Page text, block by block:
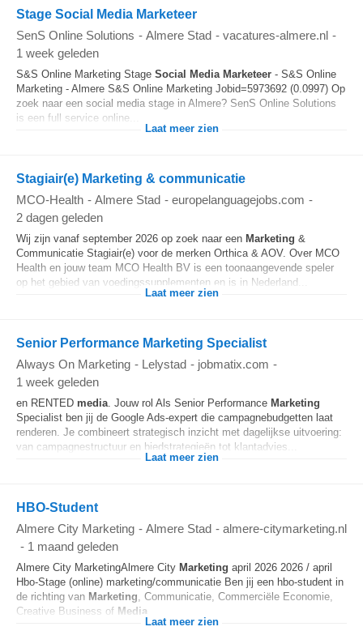
Stage Social Media Marketeer
SenS Online Solutions - Almere Stad - vacatures-almere.nl -
1 week geleden
S&S Online Marketing Stage Social Media Marketeer - S&S Online
Marketing - Almere S&S Online Marketing Jobid=5973692 (0.0997) Op
zoek naar een social media stage in Almere? SenS Online Solutions
is een full service online...
Laat meer zien
Stagiair(e) Marketing & communicatie
MCO-Health - Almere Stad - europelanguagejobs.com -
2 dagen geleden
Wij zijn vanaf september 2026 op zoek naar een Marketing &
Communicatie Stagiair(e) voor de merken Orthica & AOV. Over MCO
Health en jouw team MCO Health BV is een toonaangevende speler
op het gebied van voedingssupplementen en is in Nederland...
Laat meer zien
Senior Performance Marketing Specialist
Always On Marketing - Lelystad - jobmatix.com -
1 week geleden
en RENTED media. Jouw rol Als Senior Performance Marketing
Specialist ben jij de Google Ads-expert die campagnebudgetten laat
renderen. Je combineert strategisch inzicht met dagelijkse uitvoering:
van campagnestructuur en biedstrategieën tot klantadvies...
Laat meer zien
HBO-Student
Almere City Marketing - Almere Stad - almere-citymarketing.nl
- 1 maand geleden
Almere City MarketingAlmere City Marketing april 2026 2026 / april
Hbo-Stage (online) marketing/communicatie Ben jij een hbo-student in
de richting van Marketing, Communicatie, Commerciële Economie,
Creative Business of Media
Laat meer zien